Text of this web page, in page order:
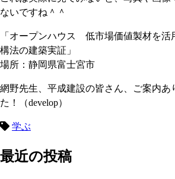
ないですね＾＾
「オープンハウス 低市場価値製材を活
構法の建築実証」
場所：静岡県富士宮市
網野先生、平成建設の皆さん、ご案内あ
た！（develop）
学ぶ
最近の投稿